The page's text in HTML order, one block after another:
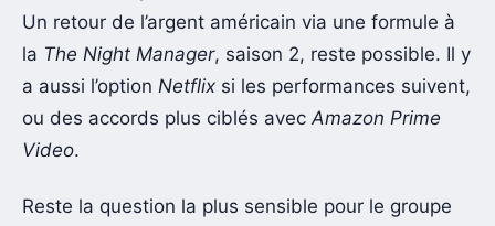
Un retour de l’argent américain via une formule à
la The Night Manager, saison 2, reste possible. Il y
a aussi l’option Netflix si les performances suivent,
ou des accords plus ciblés avec Amazon Prime
Video.
Reste la question la plus sensible pour le groupe